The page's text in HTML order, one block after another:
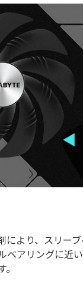
により、スリー
ベアリングに近